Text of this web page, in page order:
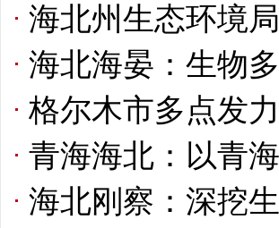
海北州生态环境
海北海晏：生物
格尔木市多点发
青海海北：以青
海北刚察：深挖